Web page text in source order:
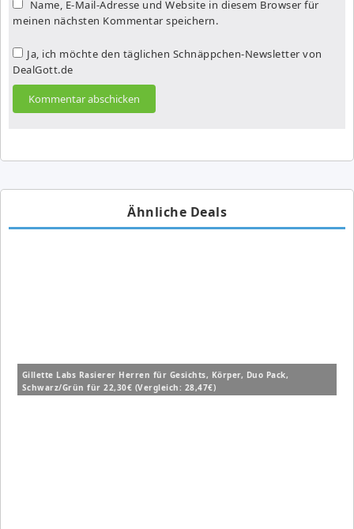
Name, E-Mail-Adresse und Website in diesem Browser für
meinen nächsten Kommentar speichern.
Ja, ich möchte den täglichen Schnäppchen-Newsletter von
DealGott.de
Ähnliche Deals
Gillette Labs Rasierer Herren für Gesichts, Körper, Duo Pack,
Schwarz/Grün für 22,30€ (Vergleich: 28,47€)